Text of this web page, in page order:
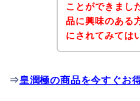
ことができまし
品に興味のある
にされてみては
⇒皇潤極の商品を今すぐお